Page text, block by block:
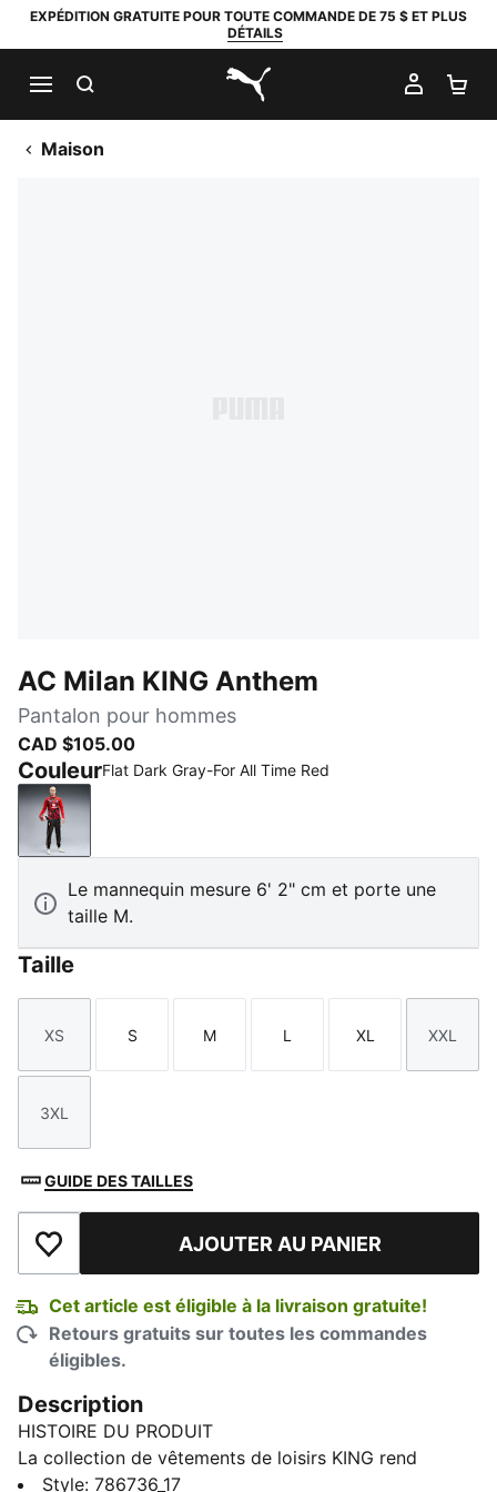
EXPÉDITION GRATUITE POUR TOUTE COMMANDE DE 75 $ ET PLUS
DÉTAILS
PUMA.com
MON
Maison
AC Milan KING Anthem
Pantalon pour hommes
CAD $105.00
CouleurFlat Dark Gray-For All Time Red
Flat Dark Gray-For All Time Red
Le mannequin mesure 6' 2" cm et porte une
taille M.
Taille
Taille
XS
Taille
S
Taille
M
Taille
L
Taille
XL
Taille
XXL
Taille
3XL
GUIDE DES TAILLES
Ajouter à la liste de souhaits
AJOUTER AU PANIER
Cet article est éligible à la livraison gratuite!
Retours gratuits sur toutes les commandes
éligibles.
Description
HISTOIRE DU PRODUIT
La collection de vêtements de loisirs KING rend
hommage à l'héritage de la légendaire chaussure de
Style: 786736_17